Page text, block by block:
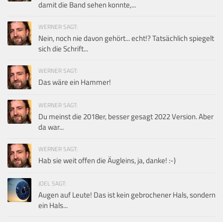
damit die Band sehen konnte,...
WERNER SAGT:
Nein, noch nie davon gehört... echt!? Tatsächlich spiegelt
sich die Schrift...
WERNER SAGT:
Das wäre ein Hammer!
WERNER SAGT:
Du meinst die 2018er, besser gesagt 2022 Version. Aber
da war...
WERNER SAGT:
Hab sie weit offen die Äugleins, ja, danke! :-)
JOEL SAGT:
Augen auf Leute! Das ist kein gebrochener Hals, sondern
ein Hals...